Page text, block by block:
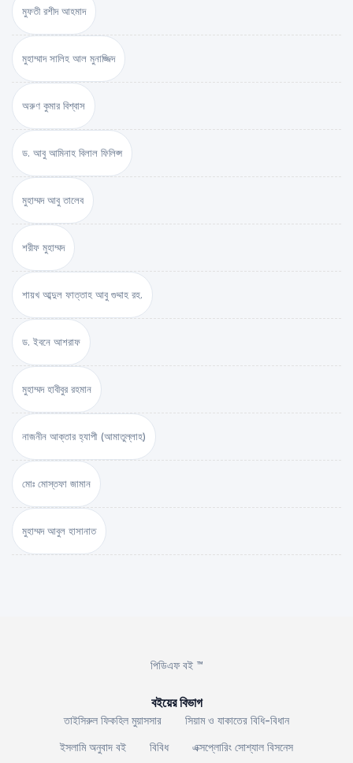
মুফতী রশীদ আহমাদ
মুহাম্মাদ সালিহ আল মুনাজ্জিদ
অরুণ কুমার বিশ্বাস
ড. আবু আমিনাহ বিলাল ফিলিপ্স
মুহাম্মদ আবু তালেব
শরীফ মুহাম্মদ
শায়খ আব্দুল ফাত্তাহ আবু গুদ্দাহ রহ.
ড. ইবনে আশরাফ
মুহাম্মদ হাবীবুর রহমান
নাজনীন আক্তার হ্যাপী (আমাতুল্লাহ)
মোঃ মোস্তফা জামান
মুহাম্মদ আবুল হাসানাত
পিডিএফ বই ™
বইয়ের বিভাগ
তাইসিরুল ফিকহিল মুয়াসসার
সিয়াম ও যাকাতের বিধি-বিধান
ইসলামি অনুবাদ বই
বিবিধ
এক্সপ্লোরিং সোশ্যাল বিসনেস